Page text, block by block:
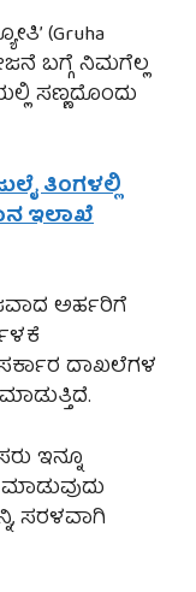
(Gruha
ಬಗ್ಗೆ ನಿಮಗೆಲ್ಲ
ಸಣ್ಣದೊಂದು
ತಿಂಗಳಲ್ಲಿ
ಇಲಾಖೆ
ಅರ್ಹರಿಗೆ
ದಾಖಲೆಗಳ
ಇನ್ನೂ
ಸರಳವಾಗಿ